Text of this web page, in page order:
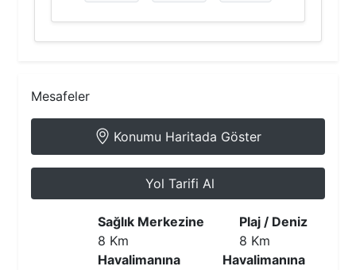
Mesafeler
Konumu Haritada Göster
Yol Tarifi Al
Sağlık Merkezine
8 Km
Plaj / Deniz
8 Km
Havalimanına
Havalimanına